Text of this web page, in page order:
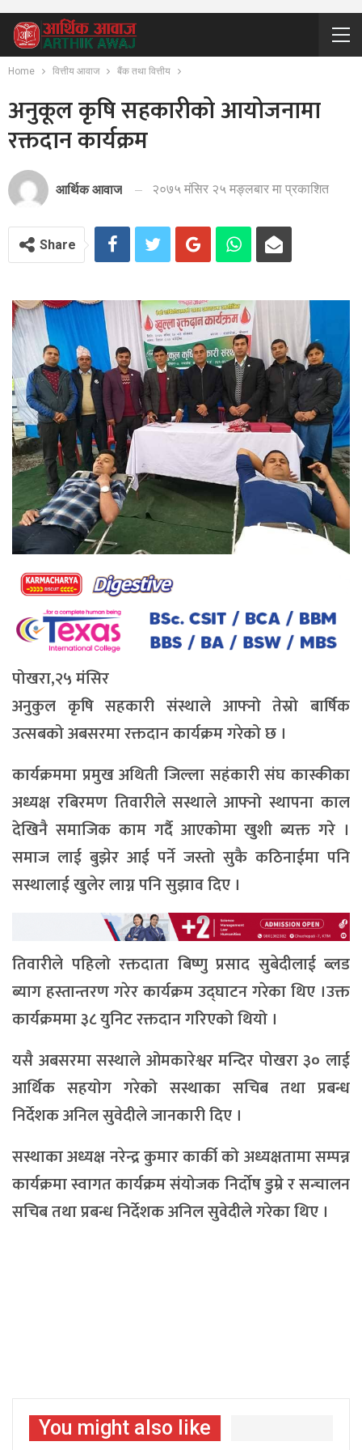
Home वित्तीय आवाज बैंक तथा वित्तीय
अनुकूल कृषि सहकारीको आयोजनामा
रक्तदान कार्यक्रम
आर्थिक आवाज २०७५ मंसिर २५ मङ्लबार मा प्रकाशित
Share
पोखरा,२५ मंसिर
अनुकुल कृषि सहकारी संस्थाले आफ्नो तेस्रो बार्षिक
उत्सबको अबसरमा रक्तदान कार्यक्रम गरेको छ ।
कार्यक्रममा प्रमुख अथिती जिल्ला सहंकारी संघ कास्कीका
अध्यक्ष रबिरमण तिवारीले सस्थाले आफ्नो स्थापना काल
देखिनै समाजिक काम गर्दै आएकोमा खुशी ब्यक्त गरे ।
समाज लाई बुझेर आई पर्ने जस्तो सुकै कठिनाईमा पनि
सस्थालाई खुलेर लाग्न पनि सुझाव दिए ।
तिवारीले पहिलो रक्तदाता बिष्णु प्रसाद सुबेदीलाई ब्लड
ब्याग हस्तान्तरण गरेर कार्यक्रम उद्घाटन गरेका थिए ।उक्त
कार्यक्रममा ३८ युनिट रक्तदान गरिएको थियो ।
यसै अबसरमा सस्थाले ओमकारेश्वर मन्दिर पोखरा ३० लाई
आर्थिक सहयोग गरेको सस्थाका सचिब तथा प्रबन्ध
निर्देशक अनिल सुवेदीले जानकारी दिए ।
सस्थाका अध्यक्ष नरेन्द्र कुमार कार्की को अध्यक्षतामा सम्पन्न
कार्यक्रमा स्वागत कार्यक्रम संयोजक निर्दोष डुम्रे र सन्चालन
सचिब तथा प्रबन्ध निर्देशक अनिल सुवेदीले गरेका थिए ।
You might also like